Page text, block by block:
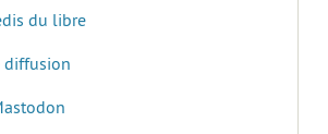
du libre
diffusion